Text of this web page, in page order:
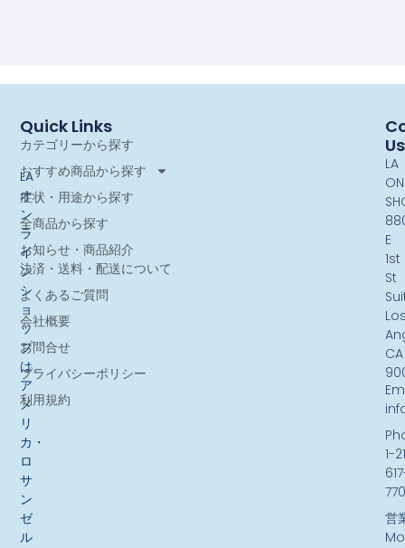
LA
オ
ン
ラ
イ
ン
シ
ョ
ッ
プ
は、
ア
メ
リ
カ・
ロ
サ
ン
ゼ
ル
Quick Links
カテゴリーから探す
おすすめ商品から探す
症状・用途から探す
全商品から探す
お知らせ・商品紹介
決済・送料・配送について
よくあるご質問
会社概要
お問合せ
プライバシーポリシー
利用規約
Us
LA
E
1st
St
CA
1-
営